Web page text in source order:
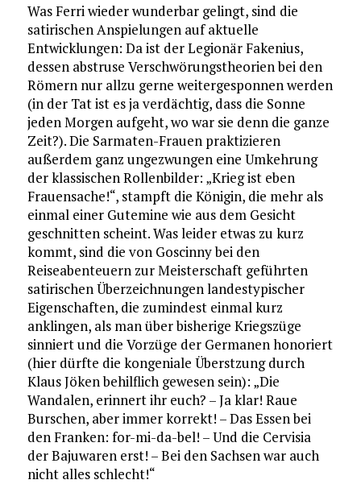
Was Ferri wieder wunderbar gelingt, sind die
satirischen Anspielungen auf aktuelle
Entwicklungen: Da ist der Legionär Fakenius,
dessen abstruse Verschwörungstheorien bei den
Römern nur allzu gerne weitergesponnen werden
(in der Tat ist es ja verdächtig, dass die Sonne
jeden Morgen aufgeht, wo war sie denn die ganze
Zeit?). Die Sarmaten-Frauen praktizieren
außerdem ganz ungezwungen eine Umkehrung
der klassischen Rollenbilder: „Krieg ist eben
Frauensache!“, stampft die Königin, die mehr als
einmal einer Gutemine wie aus dem Gesicht
geschnitten scheint. Was leider etwas zu kurz
kommt, sind die von Goscinny bei den
Reiseabenteuern zur Meisterschaft geführten
satirischen Überzeichnungen landestypischer
Eigenschaften, die zumindest einmal kurz
anklingen, als man über bisherige Kriegszüge
sinniert und die Vorzüge der Germanen honoriert
(hier dürfte die kongeniale Überstzung durch
Klaus Jöken behilflich gewesen sein): „Die
Wandalen, erinnert ihr euch? – Ja klar! Raue
Burschen, aber immer korrekt! – Das Essen bei
den Franken: for-mi-da-bel! – Und die Cervisia
der Bajuwaren erst! – Bei den Sachsen war auch
nicht alles schlecht!“